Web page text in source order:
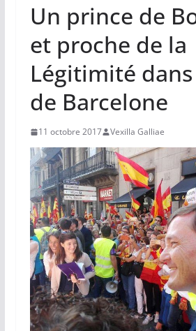
Un prince de
et proche de la
Légitimité
de Barcelone
11 octobre 2017 Vexilla Galliae